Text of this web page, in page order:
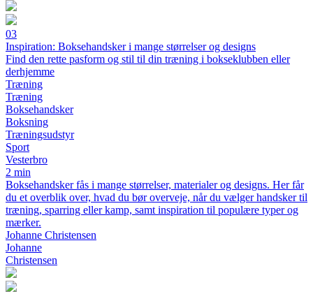
03
Inspiration: Boksehandsker i mange størrelser og designs
Find den rette pasform og stil til din træning i bokseklubben eller
derhjemme
Træning
Træning
Boksehandsker
Boksning
Træningsudstyr
Sport
Vesterbro
2 min
Boksehandsker fås i mange størrelser, materialer og designs. Her får
du et overblik over, hvad du bør overveje, når du vælger handsker til
træning, sparring eller kamp, samt inspiration til populære typer og
mærker.
Johanne Christensen
Johanne
Christensen